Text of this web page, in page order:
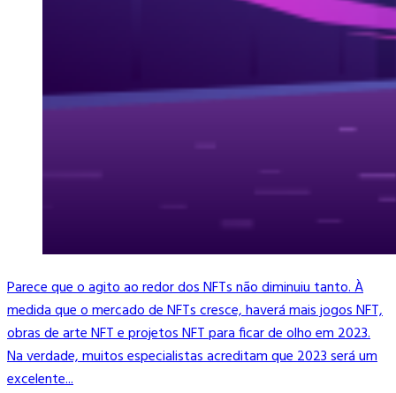
Parece que o agito ao redor dos NFTs não diminuiu tanto. À
medida que o mercado de NFTs cresce, haverá mais jogos NFT,
obras de arte NFT e projetos NFT para ficar de olho em 2023.
Na verdade, muitos especialistas acreditam que 2023 será um
excelente...